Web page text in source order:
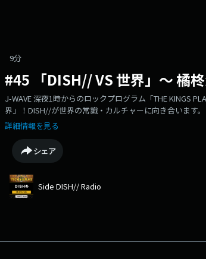
9分
#45 「DISH// VS 世界」〜 橘
J-WAVE 深夜1時からのロックプログラム「THE KINGS
界」！DISH//が世界の常識・カルチャーに向き合います
エピソードから中国を学びながら、橘柊生がロングトー
送分を再編集しています
詳細情報を見る
シェア
Side DISH// Radio